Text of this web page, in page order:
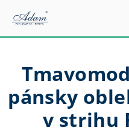
obsah
pánsky
v strihu